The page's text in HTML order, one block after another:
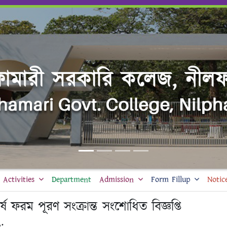
Activities Department Admission Form Fillup
ফরম পূরণ সংক্রান্ত সংশোধিত বিজ্ঞপ্তি